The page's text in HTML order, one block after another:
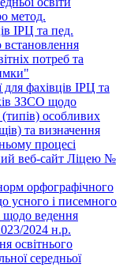
метод.
ІРЦ та пед.
потреб та
фахівців ІРЦ та
ЗЗСО щодо
(типів) особливих
та визначення
процесі
веб-сайт Ліцею №
орфографічного
усного і писемного
щодо ведення
2024 н.р.
освітнього
середньої